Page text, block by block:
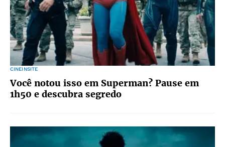
CINEINSITE
Você notou isso em Superman? Pause em
1h50 e descubra segredo